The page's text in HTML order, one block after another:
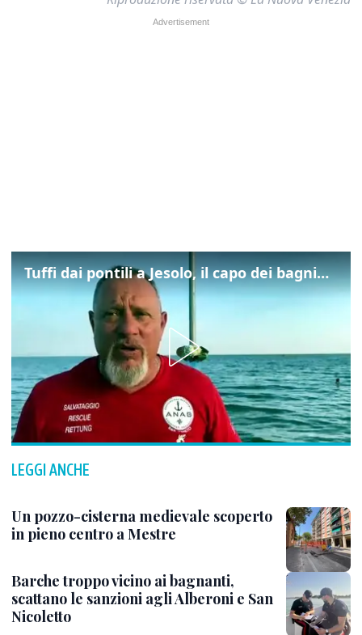
Tuffi dai pontili a Jesolo, il capo dei bagnini: "L'impegno di tutti per evitare altre tragedie"
LEGGI ANCHE
Un pozzo-cisterna medievale scoperto
in pieno centro a Mestre
Barche troppo vicino ai bagnanti,
scattano le sanzioni agli Alberoni e San
Nicoletto